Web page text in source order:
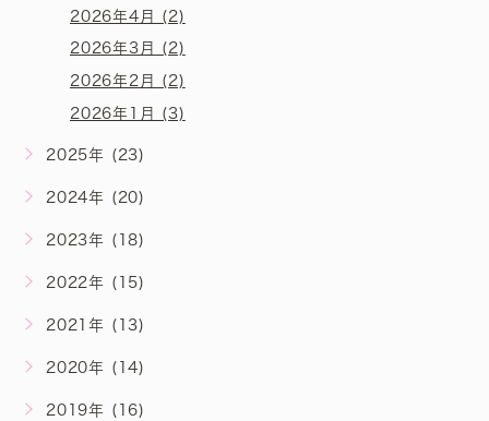
2026年4月 (2)
2026年3月 (2)
2026年2月 (2)
2026年1月 (3)
2025年 (23)
2024年 (20)
2023年 (18)
2022年 (15)
2021年 (13)
2020年 (14)
2019年 (16)